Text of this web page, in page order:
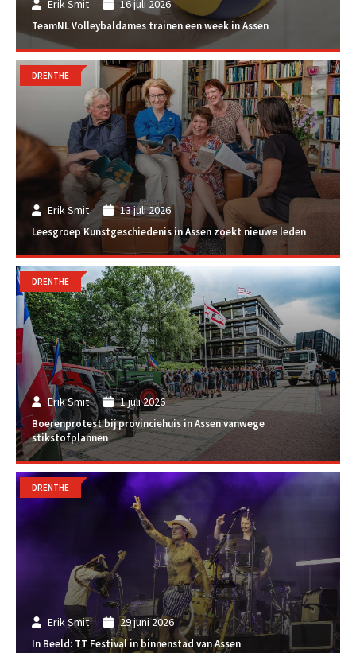
Erik Smit 16 juli 2026
TeamNL Volleybaldames trainen een week in Assen
Erik Smit 13 juli 2026
Leesgroep Kunstgeschiedenis in Assen zoekt nieuwe leden
DRENTHE
Erik Smit 1 juli 2026
Boerenprotest bij provinciehuis in Assen vanwege
stikstofplannen
DRENTHE
Erik Smit 29 juni 2026
In Beeld: TT Festival in binnenstad van Assen
DRENTHE